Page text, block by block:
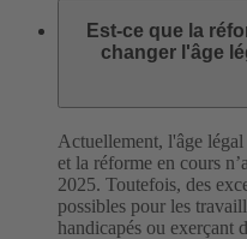
Est-ce que la
changer l'âge
Actuellement, l'âge légal
et la réforme en cours
2025. Toutefois, des
possibles pour les
handicapés ou exerçant